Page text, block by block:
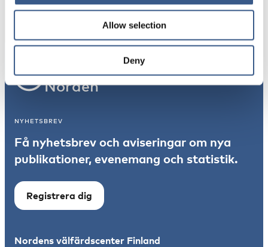
Allow selection
Deny
Integration
Norden
NYHETSBREV
Få nyhetsbrev och aviseringar om nya
publikationer, evenemang och statistik.
Registrera dig
Nordens välfärdscenter Finland